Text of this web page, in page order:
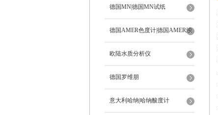
剂
德国MN|德国MN试纸
德国AMER色度计|德国AMER浊
度计
欧陆水质分析仪
德国罗维朋
意大利哈纳|哈纳酸度计